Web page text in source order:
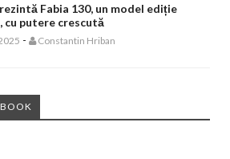
Fabia 130, un model ediție
cu putere crescută
- Constantin Hriban